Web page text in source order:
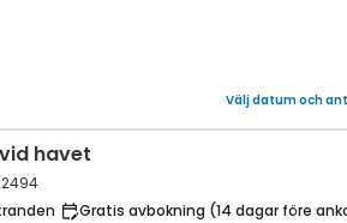
Välj datum och
havet
Gratis avbokning (14 dagar före